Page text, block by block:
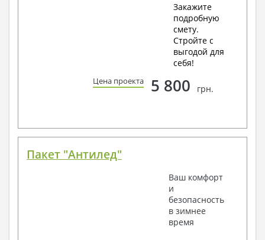
Закажите
подробную
смету.
Стройте с
выгодой для
себя!
Цена проекта 5 800 грн.
Пакет "Антилед"
Ваш комфорт
и
безопасность
в зимнее
время